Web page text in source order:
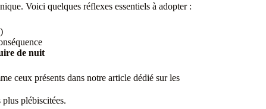
Voici quelques réflexes essentiels à adopter :
de nuit
ceux présents dans notre article dédié sur les
plébiscitées.